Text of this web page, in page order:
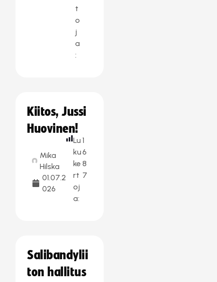
t
o
j
a
:
Kiitos, Jussi
Huovinen!
Mika
Hilska
01.07.2
026
Lu
ku
ke
rt
oj
a:
1
6
8
7
Salibandylii
ton hallitus